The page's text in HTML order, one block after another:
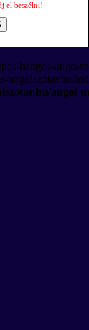
el beszélni!
hangos-
angol-